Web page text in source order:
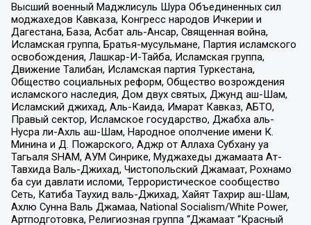
Высший военный Маджлисуль Шура Объединенных сил
моджахедов Кавказа, Конгресс народов Ичкерии и
Дагестана, База, Асбат аль-Ансар, Священная война,
Исламская группа, Братья-мусульмане, Партия исламского
освобождения, Лашкар-И-Тайба, Исламская группа,
Движение Талибан, Исламская партия Туркестана,
Общество социальных реформ, Общество возрождения
исламского наследия, Дом двух святых, Джунд аш-Шам,
Исламский джихад, Аль-Каида, Имарат Кавказ, АБТО,
Правый сектор, Исламское государство, Джабха аль-
Нусра ли-Ахль аш-Шам, Народное ополчение имени К.
Минина и Д. Пожарского, Аджр от Аллаха Субхану уа
Тагьаля SHAM, АУМ Синрике, Муджахеды джамаата Ат-
Тавхида Валь-Джихад, Чистопольский Джамаат, Рохнамо
ба суи давлати исломи, Террористическое сообщество
Сеть, Катиба Таухид валь-Джихад, Хайят Тахрир аш-Шам,
Ахлю Сунна Валь Джамаа, National Socialism/White Power,
Артподготовка, Религиозная группа “Джамаат “Красный